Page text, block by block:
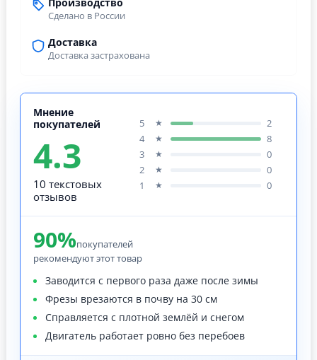
Сделано в России
Доставка
Доставка застрахована
Мнение
покупателей
4.3
10 текстовых
отзывов
5 ★
2
4
★
8
3
★
0
2
★
0
1
★ 0
90%покупателей
рекомендуют этот товар
Заводится с первого раза даже после зимы
Фрезы врезаются в почву на 30 см
Справляется с плотной землёй и снегом
Двигатель работает ровно без перебоев